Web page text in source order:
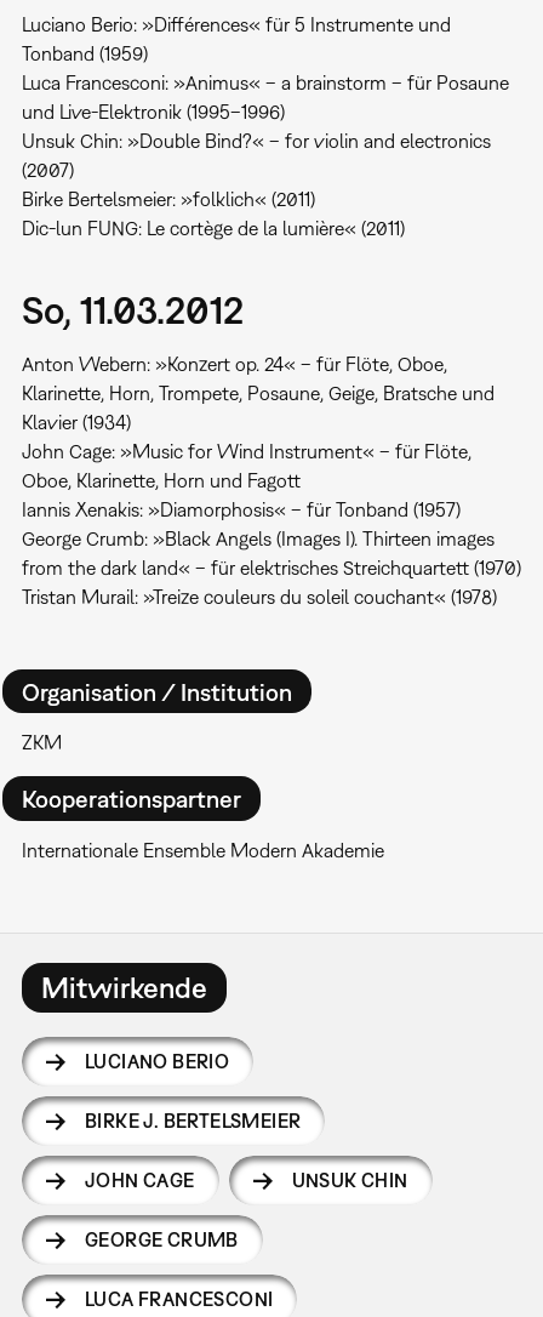
Luciano Berio: »Différences« für 5 Instrumente und
Tonband (1959)
Luca Francesconi: »Animus« – a brainstorm – für Posaune
und Live-Elektronik (1995–1996)
Unsuk Chin: »Double Bind?« – for violin and electronics
(2007)
Birke Bertelsmeier: »folklich« (2011)
Dic-lun FUNG: Le cortège de la lumière« (2011)
So, 11.03.2012
Anton Webern: »Konzert op. 24« – für Flöte, Oboe,
Klarinette, Horn, Trompete, Posaune, Geige, Bratsche und
Klavier (1934)
John Cage: »Music for Wind Instrument« – für Flöte,
Oboe, Klarinette, Horn und Fagott
Iannis Xenakis: »Diamorphosis« – für Tonband (1957)
George Crumb: »Black Angels (Images I). Thirteen images
from the dark land« – für elektrisches Streichquartett (1970)
Tristan Murail: »Treize couleurs du soleil couchant« (1978)
Organisation / Institution
ZKM
Kooperationspartner
Internationale Ensemble Modern Akademie
Mitwirkende
LUCIANO BERIO
BIRKE J. BERTELSMEIER
JOHN CAGE UNSUK CHIN
GEORGE CRUMB
LUCA FRANCESCONI